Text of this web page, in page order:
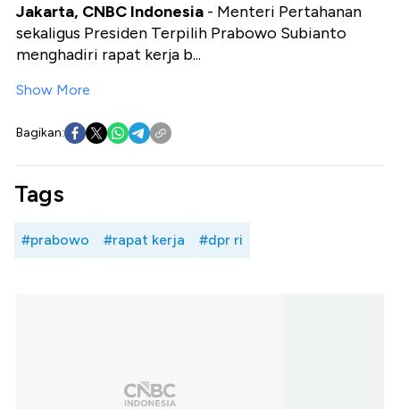
Jakarta, CNBC Indonesia - Menteri Pertahanan
sekaligus Presiden Terpilih Prabowo Subianto
menghadiri rapat kerja b...
Show More
Bagikan:
Tags
#prabowo #rapat kerja #dpr ri